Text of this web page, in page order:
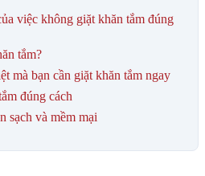
việc không giặt khăn tắm đúng
tắm?
mà bạn cần giặt khăn tắm ngay
đúng cách
sạch và mềm mại